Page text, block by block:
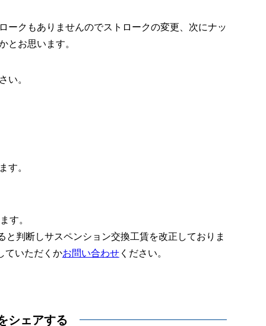
ークもありませんのでストロークの変更、次にナッ
とお思います。
い。
す。
す。
判断しサスペンション交換工賃を改正しておりま
ていただくかお問い合わせください。
シェアする